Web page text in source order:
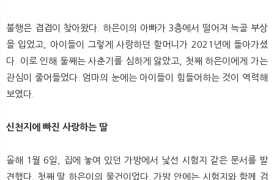
불행은 겹겹이 찾아왔다. 하은이의 아빠가 3층에서 떨어져 늑골 부상
을 입었고, 아이들이 그렇게 사랑하던 할머니가 2021년에 돌아가셨
다. 이로 인해 둘째는 사춘기를 심하게 앓았고, 첫째 하은이에게 가는
관심이 줄어들었다. 엄마의 눈에는 아이들이 힘들어하는 것이 역력해
보였다.
신천지에 빠진 사랑하는 딸
올해 1월 6일, 집에 놓여 있던 가방에서 낯선 시험지 같은 문서를 발
견했다. 첫째 딸 하은이의 물건이었다. 가방 안에는 시험지와 함께 검